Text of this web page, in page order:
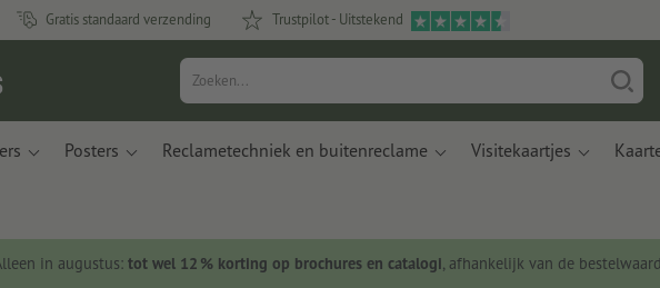
Gratis standaard verzending Trustpilot - Uitstekend
Posters Reclametechniek en buitenreclame Visitekaartjes
in augustus: tot wel 12 % korting op brochures en catalogi, afhankelijk van de